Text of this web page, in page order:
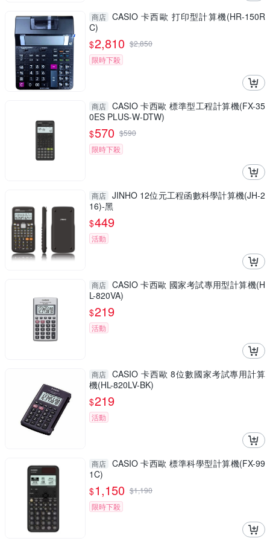
商店 CASIO 卡西歐 打印型計算機(HR-150R
C)
$2,810 $2,850
限時下殺
商店 CASIO 卡西歐 標準型工程計算機(FX-35
0ES PLUS-W-DTW)
$570 $590
限時下殺
商店 JINHO 12位元工程函數科學計算機(JH-2
16)-黑
$449
活動
商店 CASIO 卡西歐 國家考試專用型計算機(H
L-820VA)
$219
活動
商店 CASIO 卡西歐 8位數國家考試專用計算
機(HL-820LV-BK)
$219
活動
商店 CASIO 卡西歐 標準科學型計算機(FX-99
1C)
$1,150 $1,190
限時下殺